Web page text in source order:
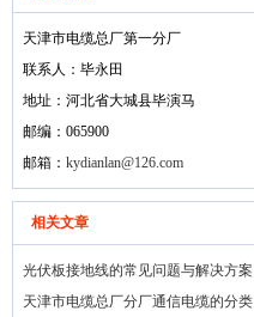
天津市电缆总厂第一分厂
联系人：毕永田
地址：河北省大城县毕演马
邮编：065900
邮箱： kydianlan@126.com
相关文章
光伏板接地线的常见问题与解决方案
天津市电缆总厂分厂通信电缆的分类